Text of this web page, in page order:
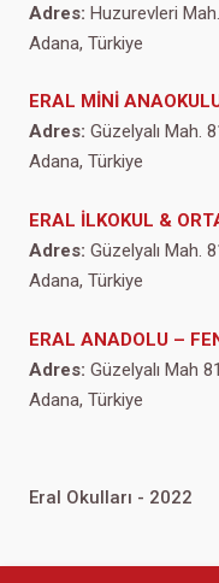
Adres: Huzurevleri
Adana, Türkiye
ERAL MİNİ
Adres: Güzelyalı Mah.
Adana, Türkiye
ERAL İLKOKUL &
Adres: Güzelyalı Mah.
Adana, Türkiye
ERAL ANADOLU –
Adres: Güzelyalı Mah
Adana, Türkiye
Eral Okulları - 2022